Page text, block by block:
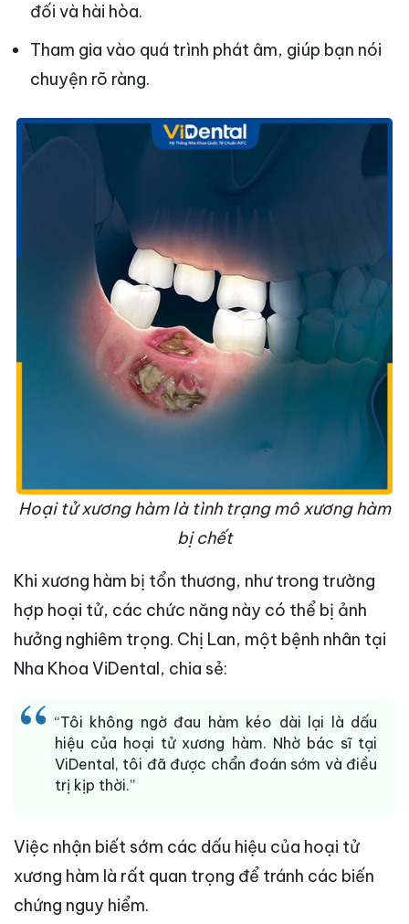
đối và hài hòa.
Tham gia vào quá trình phát âm, giúp bạn nói
chuyện rõ ràng.
Hoại tử xương hàm là tình trạng mô xương hàm
bị chết
Khi xương hàm bị tổn thương, như trong trường
hợp hoại tử, các chức năng này có thể bị ảnh
hưởng nghiêm trọng. Chị Lan, một bệnh nhân tại
Nha Khoa ViDental, chia sẻ:
“Tôi không ngờ đau hàm kéo dài lại là dấu
hiệu của hoại tử xương hàm. Nhờ bác sĩ tại
ViDental, tôi đã được chẩn đoán sớm và điều
trị kịp thời.”
Việc nhận biết sớm các dấu hiệu của hoại tử
xương hàm là rất quan trọng để tránh các biến
chứng nguy hiểm.